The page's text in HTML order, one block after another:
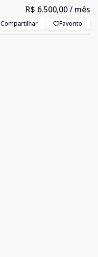
R$ 6.500,00/ mês
Compartilhar Favorito